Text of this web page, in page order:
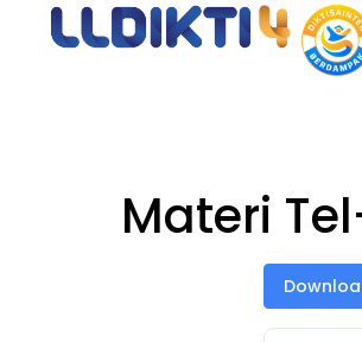
Materi